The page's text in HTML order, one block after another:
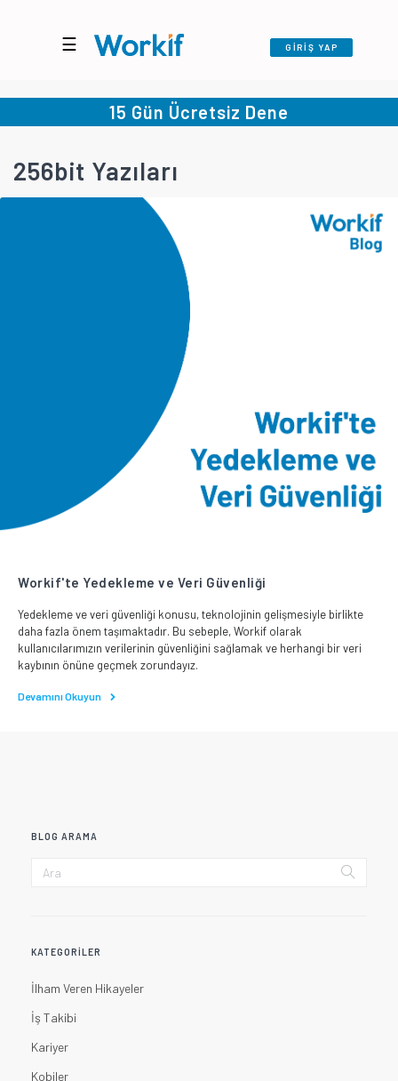
☰ GİRİŞ YAP
15 Gün Ücretsiz Dene
256bit Yazıları
Workif'te Yedekleme ve Veri Güvenliği
Yedekleme ve veri güvenliği konusu, teknolojinin gelişmesiyle birlikte
daha fazla önem taşımaktadır. Bu sebeple, Workif olarak
kullanıcılarımızın verilerinin güvenliğini sağlamak ve herhangi bir veri
kaybının önüne geçmek zorundayız.
Devamını Okuyun
BLOG ARAMA
KATEGORILER
İlham Veren Hikayeler
İş Takibi
Kariyer
Kobiler